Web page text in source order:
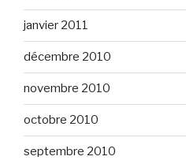
janvier 2011
décembre 2010
novembre 2010
octobre 2010
septembre 2010